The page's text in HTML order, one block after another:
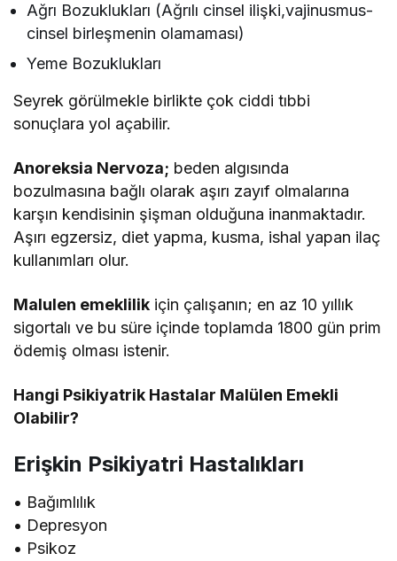
Ağrı Bozuklukları (Ağrılı cinsel ilişki,vajinusmus-
cinsel birleşmenin olamaması)
Yeme Bozuklukları
Seyrek görülmekle birlikte çok ciddi tıbbi
sonuçlara yol açabilir.
Anoreksia Nervoza; beden algısında
bozulmasına bağlı olarak aşırı zayıf olmalarına
karşın kendisinin şişman olduğuna inanmaktadır.
Aşırı egzersiz, diet yapma, kusma, ishal yapan ilaç
kullanımları olur.
Malulen emeklilik için çalışanın; en az 10 yıllık
sigortalı ve bu süre içinde toplamda 1800 gün prim
ödemiş olması istenir.
Hangi Psikiyatrik Hastalar Malülen Emekli
Olabilir?
Erişkin Psikiyatri Hastalıkları
• Bağımlılık
• Depresyon
• Psikoz